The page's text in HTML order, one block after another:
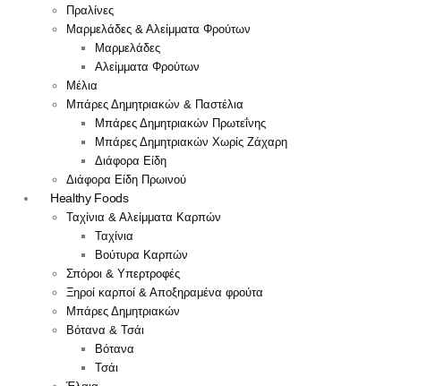
Πραλίνες
Μαρμελάδες & Αλείμματα Φρούτων
Μαρμελάδες
Αλείμματα Φρούτων
Μέλια
Μπάρες Δημητριακών & Παστέλια
Μπάρες Δημητριακών Πρωτεΐνης
Μπάρες Δημητριακών Χωρίς Ζάχαρη
Διάφορα Είδη
Διάφορα Είδη Πρωινού
Healthy Foods
Ταχίνια & Αλείμματα Καρπών
Ταχίνια
Βούτυρα Καρπών
Σπόροι & Υπερτροφές
Ξηροί καρποί & Αποξηραμένα φρούτα
Μπάρες Δημητριακών
Βότανα & Τσάι
Βότανα
Τσάι